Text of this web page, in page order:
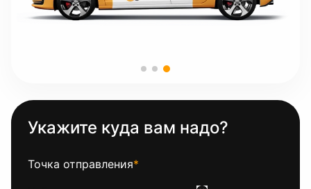
Укажите куда вам надо?
Точка отправления*